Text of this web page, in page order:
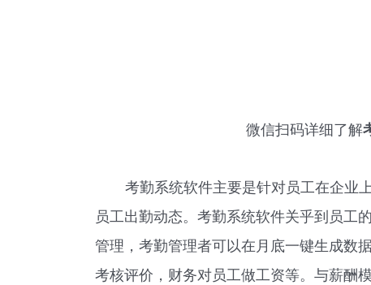
微信扫码详细了解
考勤系统软件主要是针对员工在企业
员工出勤动态。考勤系统软件关乎到员工
管理，考勤管理者可以在月底一键生成数
考核评价，财务对员工做工资等。与薪酬